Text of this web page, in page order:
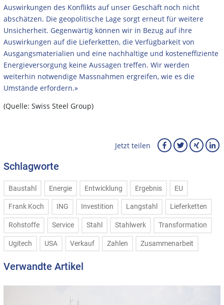
Auswirkungen des Konflikts auf unser Geschäft noch nicht
abschätzen. Die geopolitische Lage sorgt erneut für weitere
Unsicherheit. Gegenwärtig können wir in Bezug auf ihre
Auswirkungen auf die Lieferketten, die Verfügbarkeit von
Ausgangsmaterialien und eine nachhaltige und kosteneffiziente
Energieversorgung keine Aussagen treffen. Wir werden
weiterhin notwendige Massnahmen ergreifen, wie es die
Umstände erfordern.»
(Quelle: Swiss Steel Group)
Jetzt teilen
Schlagworte
Baustahl Energie Entwicklung Ergebnis EU
Frank Koch ING Investition Langstahl Lieferketten
Rohstoffe Service Stahl Stahlwerk Transformation
Ugitech USA Verkauf Zahlen Zusammenarbeit
Verwandte Artikel